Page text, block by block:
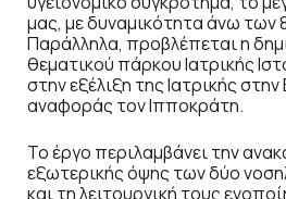
μας, με δυναμικότητα άνω των
Παράλληλα, προβλέπεται η
θεματικού πάρκου Ιατρικής
στην εξέλιξη της Ιατρικής
αναφοράς τον Ιπποκράτη.
Το έργο περιλαμβάνει την
εξωτερικής όψης των δύο
και τη λειτουργική τους